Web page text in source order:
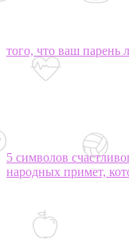
того, что ваш парень
5 символов
народных примет,